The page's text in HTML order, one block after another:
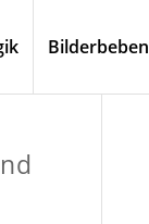
Bilderbeben